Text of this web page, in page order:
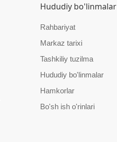
Hududiy bo'linmalar
Rahbariyat
Markaz tarixi
Tashkiliy tuzilma
Hududiy bo'linmalar
Hamkorlar
Bo'sh ish o'rinlari